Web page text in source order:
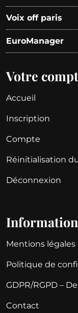
Voix off paris
EuroManager
Votre
Accueil
Inscription
Compte
Réinitialisation
Déconnexion
Mentions légales
Politique de
GDPR/RGPD –
Contact